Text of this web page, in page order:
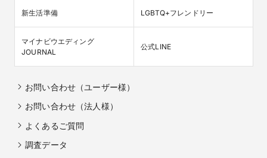
新生活準備 LGBTQ+フレンドリー
マイナビウエディング
JOURNAL
公式LINE
お問い合わせ（ユーザー様）
お問い合わせ（法人様）
よくあるご質問
調査データ